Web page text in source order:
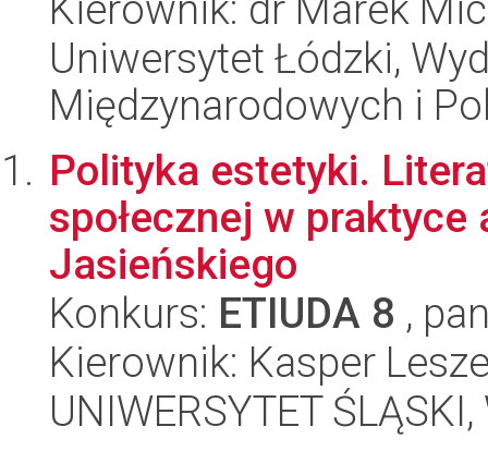
Uniwersytet Łódzki,
Międzynarodowych i
Polityka estetyki.
społecznej w
Jasieńskiego
Konkurs: ETIUDA 8 ,
Kierownik: Kasper
UNIWERSYTET